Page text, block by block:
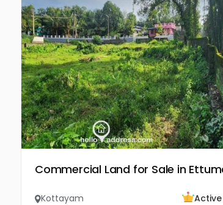
Commercial Land for Sale in
Kottayam